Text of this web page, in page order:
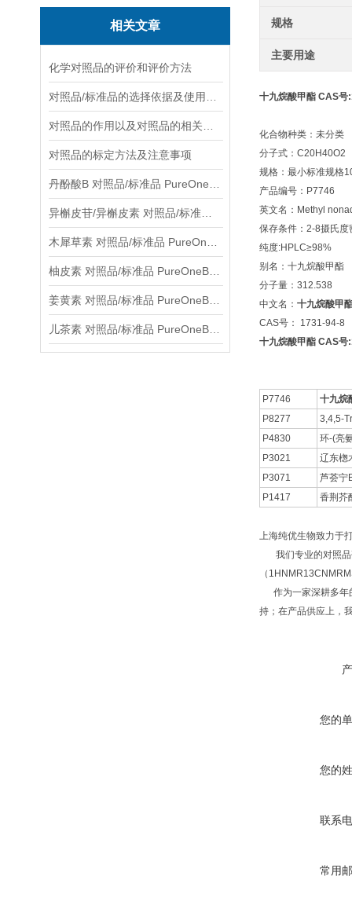
相关文章
化学对照品的评价和评价方法
对照品的标定方法及注意事项
规格
主要用途
十九烷酸甲酯 CAS
化合物种类：未分类
分子式：C20H40O2
规格：最小标准规格
产品编号：P7746
英文名：Methyl
保存条件：2-8摄氏度
纯度:HPLC≥98%
别名：十九烷酸甲酯
分子量：312.538
中文名： 十九烷酸甲
CAS号： 1731-94-8
十九烷酸甲酯 CAS
P7746
十九烷
P8277
3,4,5-
P4830
环-(亮
P3021
辽东楤
P3071
芦荟宁
P1417
香荆芥
上海纯优生物致力于
我们专业的对照品
（
作为一家深耕多年
持；在产品供应上，
您的
您的
联系
常用